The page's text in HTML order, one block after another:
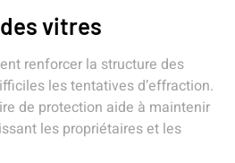
vitres
renforcer la structure des
les tentatives d’effraction.
de protection aide à maintenir
les propriétaires et les